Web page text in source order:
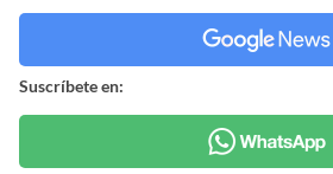
Suscríbete en: